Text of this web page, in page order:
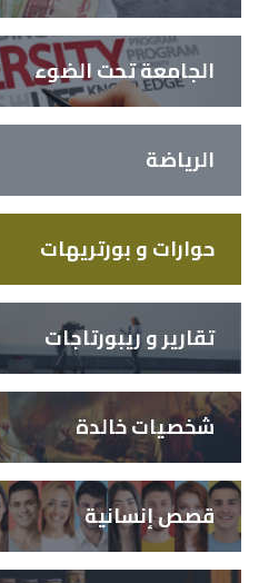
الجامعة تحت الضوء
الرياضة
حوارات و بورتريهات
تقارير و ريبورتاجات
شخصيات خالدة
قصص إنسانية